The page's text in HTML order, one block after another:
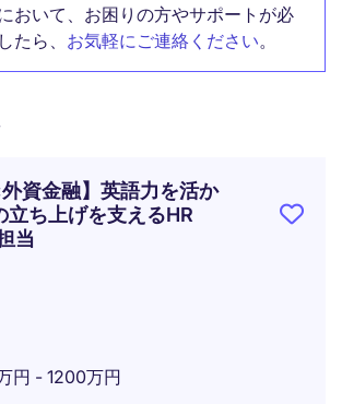
おいて、お困りの方やサポートが必
たら、 お気軽にご連絡ください。
外資金融】英語力を活か
立ち上げを支えるHR
当
円 - 1200万円